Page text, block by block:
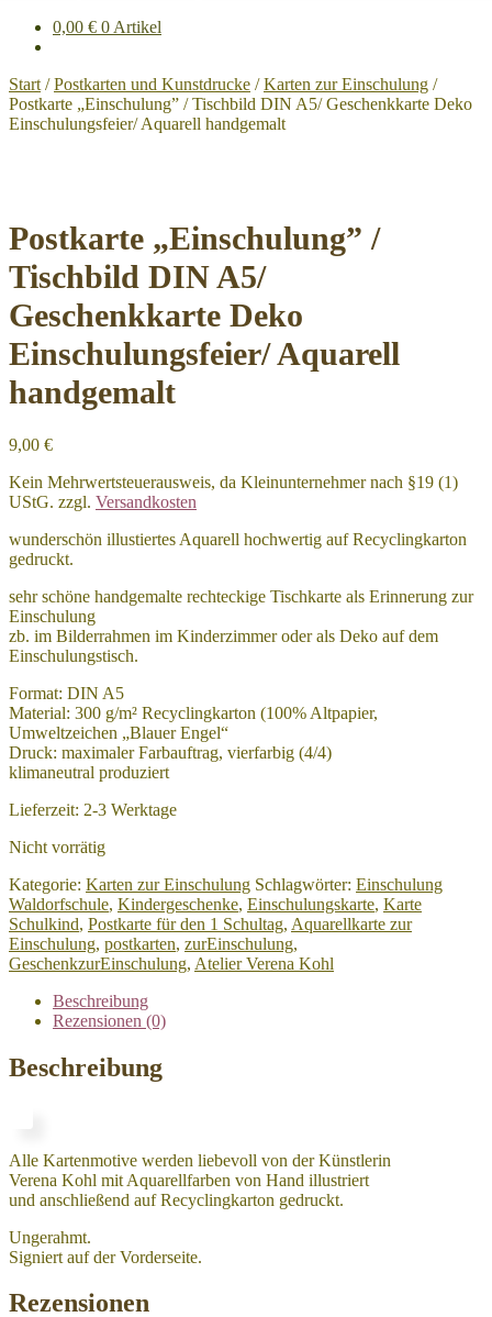
0,00 € 0 Artikel
Start /Postkarten und Kunstdrucke /Karten zur Einschulung /
Postkarte „Einschulung” / Tischbild DIN A5/ Geschenkkarte Deko
Einschulungsfeier/ Aquarell handgemalt
Postkarte „Einschulung” /
Tischbild DIN A5/
Geschenkkarte Deko
Einschulungsfeier/ Aquarell
handgemalt
9,00 €
Kein Mehrwertsteuerausweis, da Kleinunternehmer nach §19 (1)
UStG. zzgl. Versandkosten
wunderschön illustiertes Aquarell hochwertig auf Recyclingkarton
gedruckt.
sehr schöne handgemalte rechteckige Tischkarte als Erinnerung zur
Einschulung
zb. im Bilderrahmen im Kinderzimmer oder als Deko auf dem
Einschulungstisch.
Format: DIN A5
Material: 300 g/m² Recyclingkarton (100% Altpapier,
Umweltzeichen „Blauer Engel“
Druck: maximaler Farbauftrag, vierfarbig (4/4)
klimaneutral produziert
Lieferzeit: 2-3 Werktage
Nicht vorrätig
Kategorie: Karten zur Einschulung Schlagwörter: Einschulung
Waldorfschule, Kindergeschenke, Einschulungskarte, Karte
Schulkind, Postkarte für den 1 Schultag, Aquarellkarte zur
Einschulung, postkarten, zurEinschulung,
GeschenkzurEinschulung, Atelier Verena Kohl
Beschreibung
Rezensionen (0)
Beschreibung
Alle Kartenmotive werden liebevoll von der Künstlerin
Verena Kohl mit Aquarellfarben von Hand illustriert
und anschließend auf Recyclingkarton gedruckt.
Ungerahmt.
Signiert auf der Vorderseite.
Rezensionen